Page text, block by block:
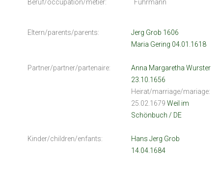
Beruf/occupation/métier:
Fuhrmann
Eltern/parents/parents:
Jerg Grob 1606
Maria Gering 04.01.1618
Partner/partner/partenaire:
Anna Margaretha Wurster
23.10.1656
Heirat/marriage/mariage:
25.02.1679 Weil im
Schönbuch / DE
Kinder/children/enfants:
Hans Jerg Grob
14.04.1684